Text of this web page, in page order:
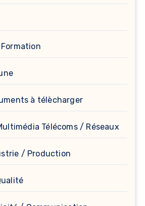
à télècharger
Télécoms / Réseaux
/ Production